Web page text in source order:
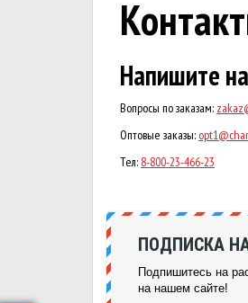
Напишите
Вопросы по заказам:
Оптовые заказы:
Тел: 8-800-23-466-23
ПОДПИСКА
Подпишитесь на
на нашем сайте!